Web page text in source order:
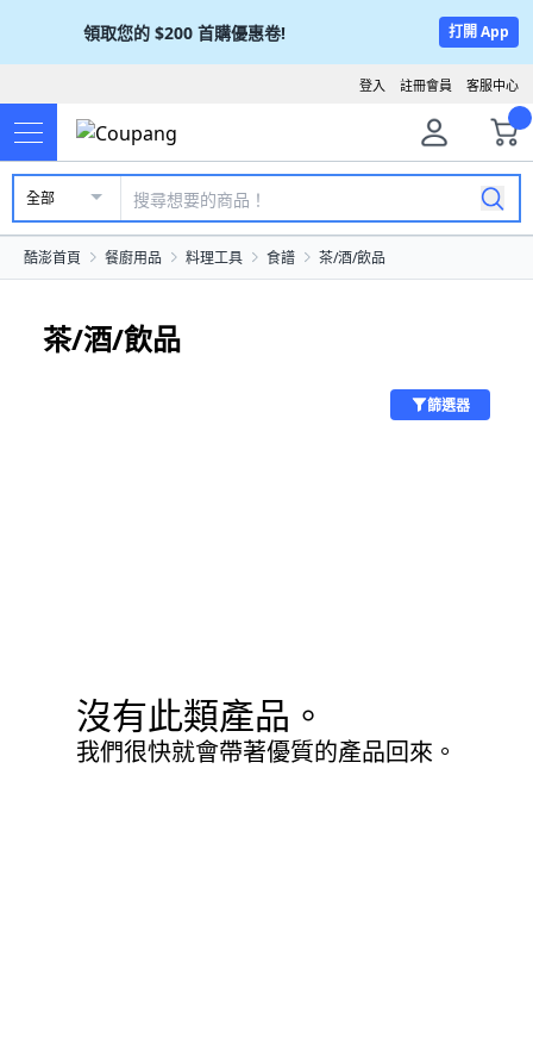
領取您的 $200 首購優惠卷! 打開 App
客服中心
註冊會員
登入
全部
酷澎首頁 餐廚用品 料理工具 食譜 茶/酒/飲品
茶/酒/飲品
篩選器
沒有此類產品。
我們很快就會帶著優質的產品回來。